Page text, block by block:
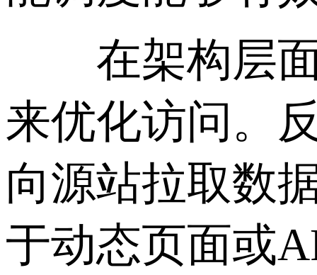
在架构层面
来优化访问。
向源站拉取数
于动态页面或